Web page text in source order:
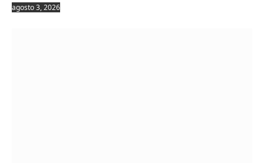
agosto 3, 2026